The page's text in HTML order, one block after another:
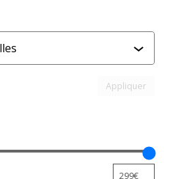
Appliquer